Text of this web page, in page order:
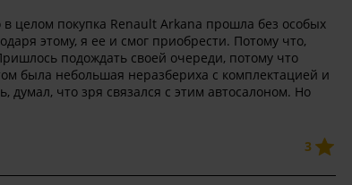
целом покупка Renault Arkana прошла без особых
этому, я ее и смог приобрести. Потому что,
подождать своей очереди, потому что
была небольшая неразбериха с комплектацией и
думал, что зря связался с этим автосалоном. Но
3